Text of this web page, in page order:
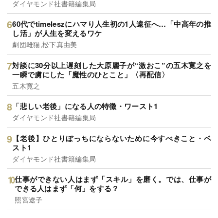
ダイヤモンド社書籍編集局
60代でtimeleszにハマり人生初の1人遠征へ…「中高年の推
し活」が人生を変えるワケ
劇団雌猫,松下真由美
対談に30分以上遅刻した大原麗子が“激おこ”の五木寛之を
一瞬で虜にした「魔性のひとこと」〈再配信〉
五木寛之
「悲しい老後」になる人の特徴・ワースト1
ダイヤモンド社書籍編集局
【老後】ひとりぼっちにならないために今すべきこと・ベ
スト1
ダイヤモンド社書籍編集局
仕事ができない人はまず「スキル」を磨く。では、仕事が
できる人はまず「何」をする？
照宮遼子